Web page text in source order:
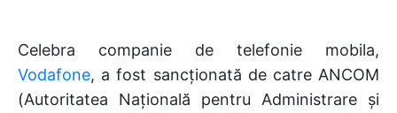
Celebra companie de telefonie mobila,
Vodafone, a fost sancționată de catre ANCOM
(Autoritatea Națională pentru Administrare și